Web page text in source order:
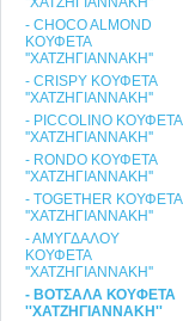
- CHOCO ALMOND
ΚΟΥΦΕΤΑ
''ΧΑΤΖΗΓΙΑΝΝΑΚΗ''
- CRISPY ΚΟΥΦΕΤΑ
''ΧΑΤΖΗΓΙΑΝΝΑΚΗ''
- PICCOLINO ΚΟΥΦΕΤΑ
''ΧΑΤΖΗΓΙΑΝΝΑΚΗ''
- RONDO ΚΟΥΦΕΤΑ
''ΧΑΤΖΗΓΙΑΝΝΑΚΗ''
- TOGETHER ΚΟΥΦΕΤΑ
''ΧΑΤΖΗΓΙΑΝΝΑΚΗ''
- ΑΜΥΓΔΑΛΟΥ
ΚΟΥΦΕΤΑ
''ΧΑΤΖΗΓΙΑΝΝΑΚΗ''
- ΒΟΤΣΑΛΑ ΚΟΥΦΕΤΑ
''ΧΑΤΖΗΓΙΑΝΝΑΚΗ''